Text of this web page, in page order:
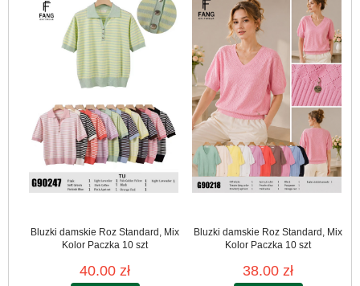
Bluzki damskie Roz Standard, Mix
Kolor Paczka 10 szt
40.00 zł
Bluzki damskie Roz Standard, Mix
Kolor Paczka 10 szt
38.00 zł